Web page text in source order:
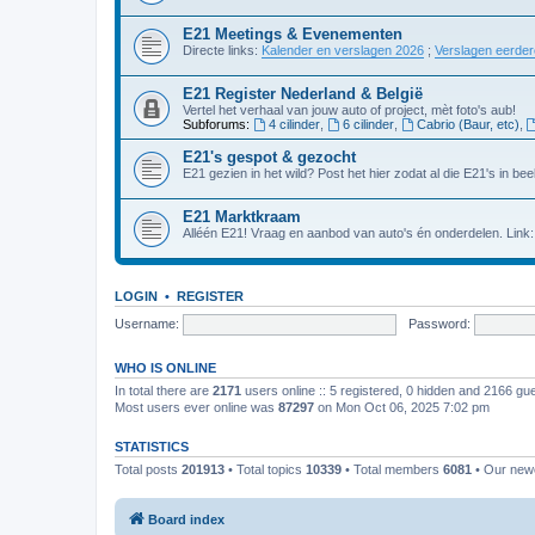
E21 Meetings & Evenementen
Directe links: Kalender en verslagen 2026 ; Verslagen
E21 Register Nederland & België
Vertel het verhaal van jouw auto of project, mèt foto's aub!
Subforums:
4 cilinder, 6 cilinder, Cabrio (Baur, etc)
E21's gespot & gezocht
E21 gezien in het wild? Post het hier zodat al die E21's in
E21 Marktkraam
Alléén E21! Vraag en aanbod van auto's én onderdelen.
LOGIN • REGISTER
Username:
Password:
WHO IS ONLINE
In total there are 2171 users online :: 5 registered, 0 hidden and 2166
Most users ever online was 87297 on Mon Oct 06, 2025 7:02 pm
STATISTICS
Total posts 201913 • Total topics 10339 • Total members 6081 • Our
Board index